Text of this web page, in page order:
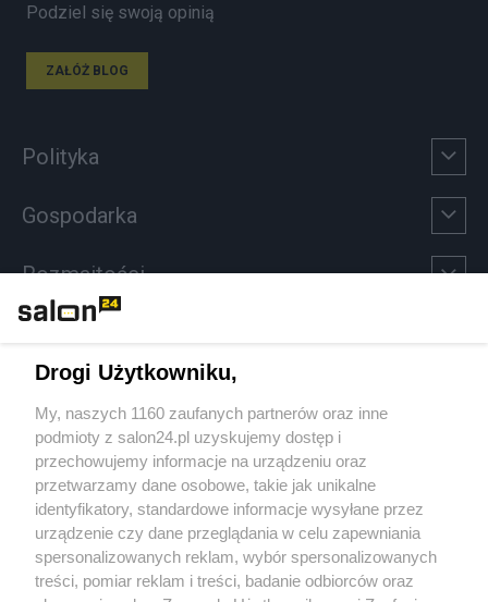
Podziel się swoją opinią
ZAŁÓŻ BLOG
Polityka
Gospodarka
Rozmaitości
Sport
Społeczeństwo
Kultura
Drogi Użytkowniku,
My, naszych 1160 zaufanych partnerów oraz inne
podmioty z salon24.pl uzyskujemy dostęp i
przechowujemy informacje na urządzeniu oraz
przetwarzamy dane osobowe, takie jak unikalne
identyfikatory, standardowe informacje wysyłane przez
urządzenie czy dane przeglądania w celu zapewniania
spersonalizowanych reklam, wybór spersonalizowanych
treści, pomiar reklam i treści, badanie odbiorców oraz